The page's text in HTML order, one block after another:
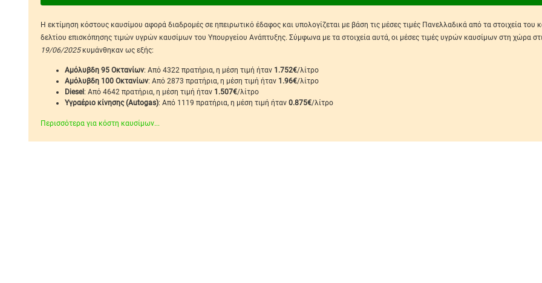
Η εκτίμηση κόστους καυσίμου αφορά διαδρομές σε ηπειρωτικό έδαφος και υπολογίζεται με βάση τις μέσες τιμές Πανελλαδικά από τα στοιχεία του
δελτίου επισκόπησης τιμών υγρών καυσίμων του Υπουργείου Ανάπτυξης. Σύμφωνα με τα στοιχεία αυτά, οι μέσες τιμές υγρών καυσίμων στη χώρα
19/06/2025κυμάνθηκαν ως εξής:
Αμόλυβδη 95 Οκτανίων: Από 4322 πρατήρια, η μέση τιμή ήταν 1.752€/λίτρο
Αμόλυβδη 100 Οκτανίων: Από 2873 πρατήρια, η μέση τιμή ήταν 1.96€/λίτρο
Diesel: Από 4642 πρατήρια, η μέση τιμή ήταν 1.507€/λίτρο
Υγραέριο κίνησης (Autogas): Από 1119 πρατήρια, η μέση τιμή ήταν 0.875€/λίτρο
Περισσότερα για κόστη καυσίμων...